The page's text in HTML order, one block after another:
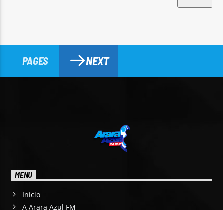
PAGES NEXT
MENU
Início
A Arara Azul FM